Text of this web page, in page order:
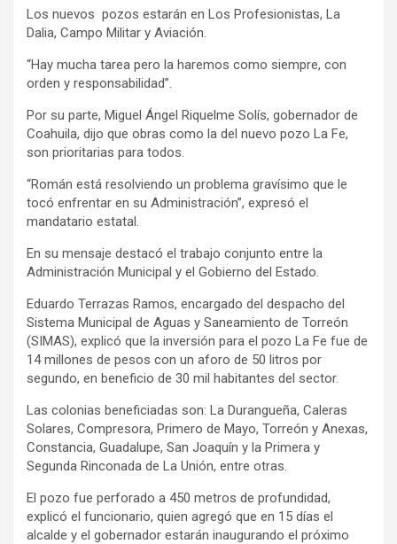
Los nuevos pozos estarán en Los Profesionistas, La
Dalia, Campo Militar y Aviación.
“Hay mucha tarea pero la haremos como siempre, con
orden y responsabilidad”.
Por su parte, Miguel Ángel Riquelme Solís, gobernador de
Coahuila, dijo que obras como la del nuevo pozo La Fe,
son prioritarias para todos.
“Román está resolviendo un problema gravísimo que le
tocó enfrentar en su Administración”, expresó el
mandatario estatal.
En su mensaje destacó el trabajo conjunto entre la
Administración Municipal y el Gobierno del Estado.
Eduardo Terrazas Ramos, encargado del despacho del
Sistema Municipal de Aguas y Saneamiento de Torreón
(SIMAS), explicó que la inversión para el pozo La Fe fue de
14 millones de pesos con un aforo de 50 litros por
segundo, en beneficio de 30 mil habitantes del sector.
Las colonias beneficiadas son: La Durangueña, Caleras
Solares, Compresora, Primero de Mayo, Torreón y Anexas,
Constancia, Guadalupe, San Joaquín y la Primera y
Segunda Rinconada de La Unión, entre otras.
El pozo fue perforado a 450 metros de profundidad,
explicó el funcionario, quien agregó que en 15 días el
alcalde y el gobernador estarán inaugurando el próximo